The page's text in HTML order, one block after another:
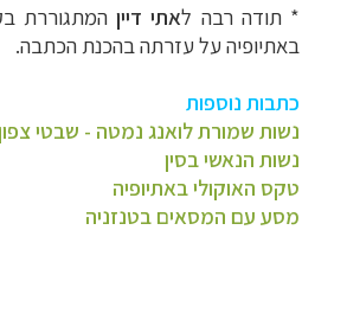
* תודה רבה לאתי דיין המתגוררת
באתיופיה על עזרתה בהכנת הכתבה.
כתבות נוספות
נשות שמורת לואנג נמטה - שבטי
נשות הנאשי בסין
טקס האוקולי באתיופיה
מסע עם המסאים בטנזניה